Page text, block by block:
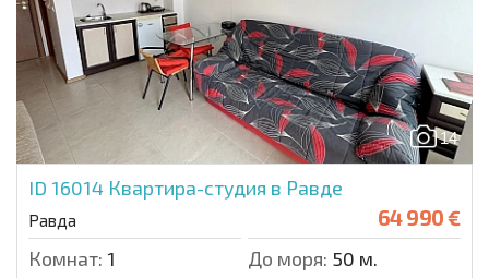
14
ID 16014 Квартира-студия в Равде
Равда 64 990 €
Комнат: 1 До моря: 50 м.